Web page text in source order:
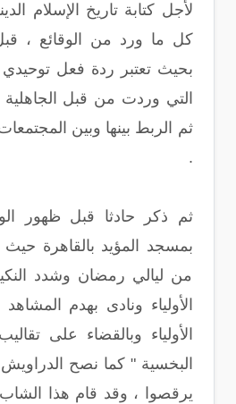
لأجل كتابة تاريخ الإسلام
كل ما ورد من الوقائع ،
بحيث تعتبر ردة فعل
التي وردت من قبل
ثم الربط بينها وبين
.
بمسجد المؤيد بالقاهرة
من ليالي رمضان وشدد
الأولياء ونادى بهدم
الأولياء وبالقضاء على
البخسية " كما نصح
يرقصوا ، وقد قام هذا